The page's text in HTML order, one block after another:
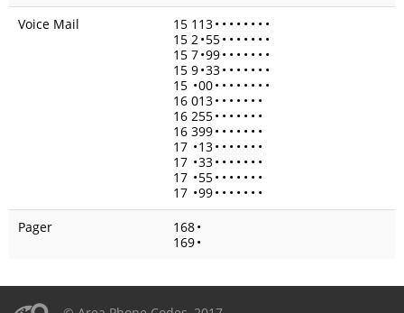
Voice Mail
15 113• • • • • • • •
15 2•55• • • • • • •
15 7•99• • • • • • •
15 9•33• • • • • • •
15 •00• • • • • • • •
16 013• • • • • • •
16 255• • • • • • •
16 399• • • • • • •
17 •13• • • • • • •
17 •33• • • • • • •
17 •55• • • • • • •
17 •99• • • • • • •
Pager
168•
169•